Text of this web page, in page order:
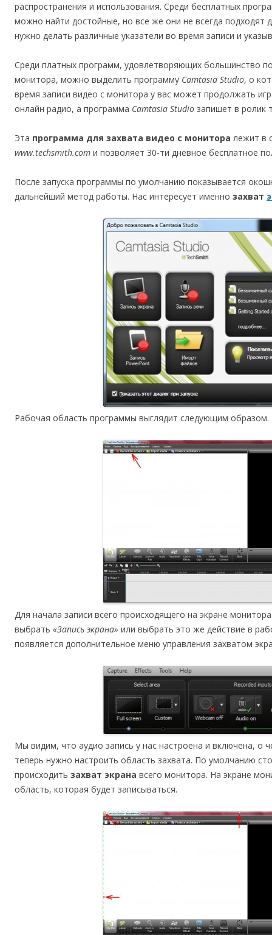
распространения и использования. Среди бесплатных
можно найти достойные, но все же они не всегда подходят
нужно делать различные указатели во время записи и
Среди платных программ, удовлетворяющих большинство
монитора, можно выделить программу Camtasia Studio, о
время записи видео с монитора у вас может продолжать
онлайн радио, а программа Camtasia Studio запишет в ролик
Эта программа для захвата видео с монитора лежит в
www.techsmith.com и позволяет 30-ти дневное бесплатное
После запуска программы по умолчанию показывается
дальнейший метод работы. Нас интересует именно захват
Рабочая область программы выглядит следующим образом.
Для начала записи всего происходящего на экране
выбрать «Запись экрана» или выбрать это же действие в
появляется дополнительное меню управления захватом
Мы видим, что аудио запись у нас настроена и включена, о
теперь нужно настроить область захвата. По умолчанию
происходить захват экрана всего монитора. На экране
область, которая будет записываться.